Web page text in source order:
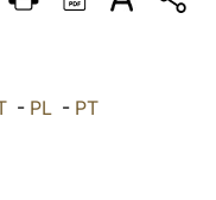
DEUTSCH
العربيّة - PL - PT